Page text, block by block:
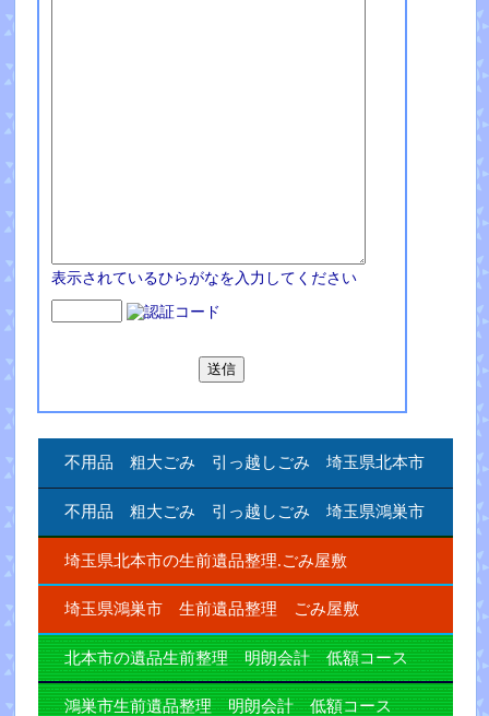
表示されているひらがなを入力してください
不用品 粗大ごみ 引っ越しごみ 埼玉県北本市
不用品 粗大ごみ 引っ越しごみ 埼玉県鴻巣市
埼玉県北本市の生前遺品整理.ごみ屋敷
埼玉県鴻巣市 生前遺品整理 ごみ屋敷
北本市の遺品生前整理 明朗会計 低額コース
鴻巣市生前遺品整理 明朗会計 低額コース